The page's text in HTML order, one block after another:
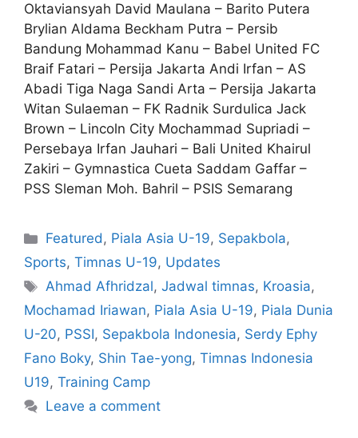
Oktaviansyah David Maulana – Barito Putera
Brylian Aldama Beckham Putra – Persib
Bandung Mohammad Kanu – Babel United FC
Braif Fatari – Persija Jakarta Andi Irfan – AS
Abadi Tiga Naga Sandi Arta – Persija Jakarta
Witan Sulaeman – FK Radnik Surdulica Jack
Brown – Lincoln City Mochammad Supriadi –
Persebaya Irfan Jauhari – Bali United Khairul
Zakiri – Gymnastica Cueta Saddam Gaffar –
PSS Sleman Moh. Bahril – PSIS Semarang
Featured, Piala Asia U-19, Sepakbola,
Sports, Timnas U-19, Updates
Ahmad Afhridzal,Jadwal timnas, Kroasia,
Mochamad Iriawan, Piala Asia U-19, Piala Dunia
U-20, PSSI, Sepakbola Indonesia, Serdy Ephy
Fano Boky, Shin Tae-yong, Timnas Indonesia
U19, Training Camp
Leave a comment